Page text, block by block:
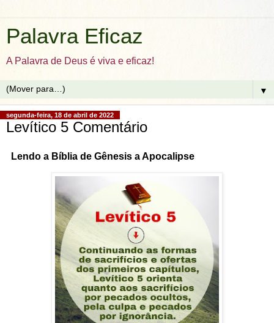
Palavra Eficaz
A Palavra de Deus é viva e eficaz!
▼
segunda-feira, 18 de abril de 2022
Levítico 5 Comentário
Lendo a Bíblia de Gênesis a Apocalipse